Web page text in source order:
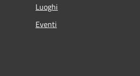
Luoghi
Eventi